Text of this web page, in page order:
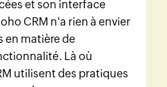
et son interface
CRM n'a rien à envier
en matière de
Là où
utilisent des pratiques